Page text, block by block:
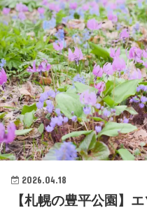
2026.04.18
【札幌の豊平公園】